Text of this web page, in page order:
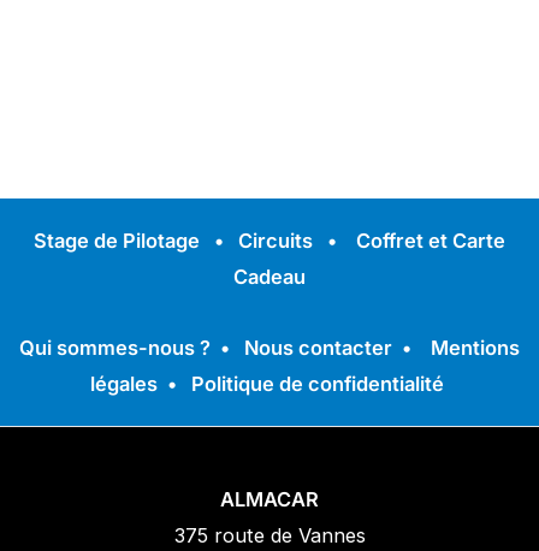
Stage de Pilotage • Circuits • Coffret et Carte
Cadeau
Qui sommes-nous ? • Nous contacter • Mentions
légales • Politique de confidentialité
ALMACAR
375 route de Vannes